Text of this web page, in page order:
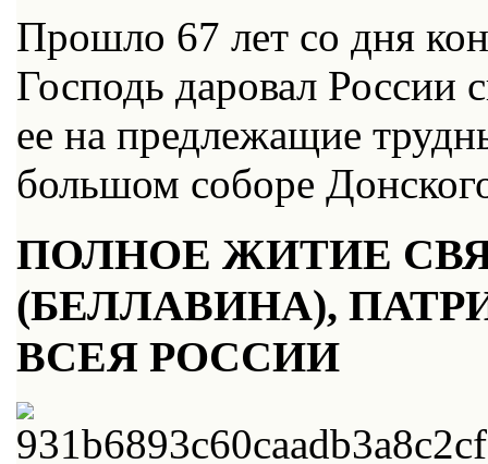
Прошло 67 лет со дня
Господь даровал России
ее на предлежащие
большом соборе
ПОЛНОЕ ЖИТИЕ
(БЕЛЛАВИНА),
ВСЕЯ РОССИИ